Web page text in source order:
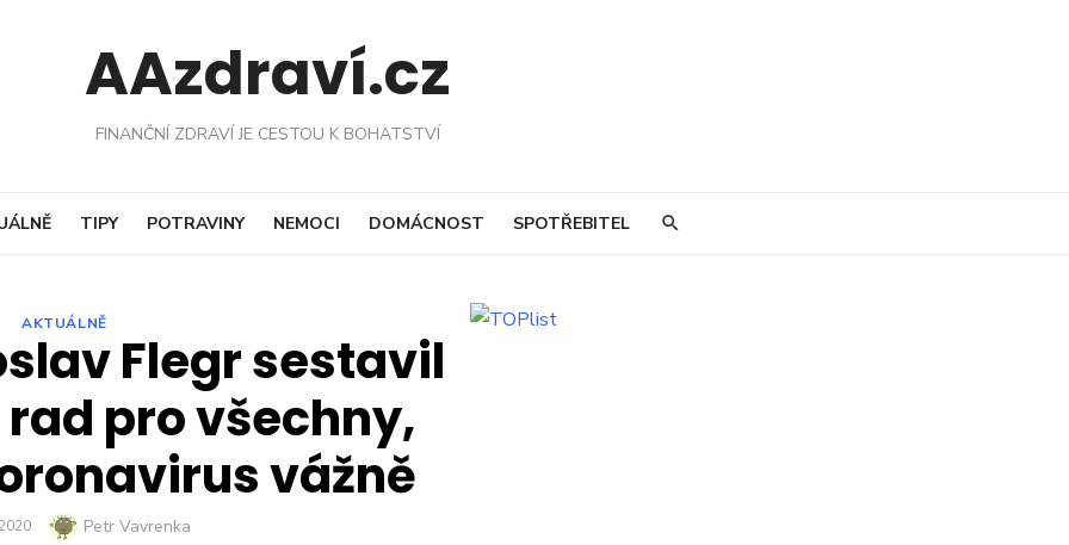
AAzdraví.cz
FINANČNÍ ZDRAVÍ JE CESTOU K BOHATSTVÍ
TIPY POTRAVINY NEMOCI DOMÁCNOST SPOTŘEBITEL
AKTUÁLNĚ
Flegr sestavil
pro všechny,
vážně
Author
Petr Vavrenka